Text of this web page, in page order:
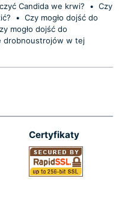
Candida we krwi? • Czy
• Czy mogło dojść do
mogło dojść do
drobnoustrojów w tej
Certyfikaty